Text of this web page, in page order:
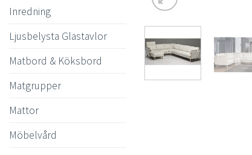
Inredning
Ljusbelysta Glastavlor
Matbord & Köksbord
Matgrupper
Mattor
Möbelvård